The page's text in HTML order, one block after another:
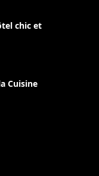
chic et
Cuisine